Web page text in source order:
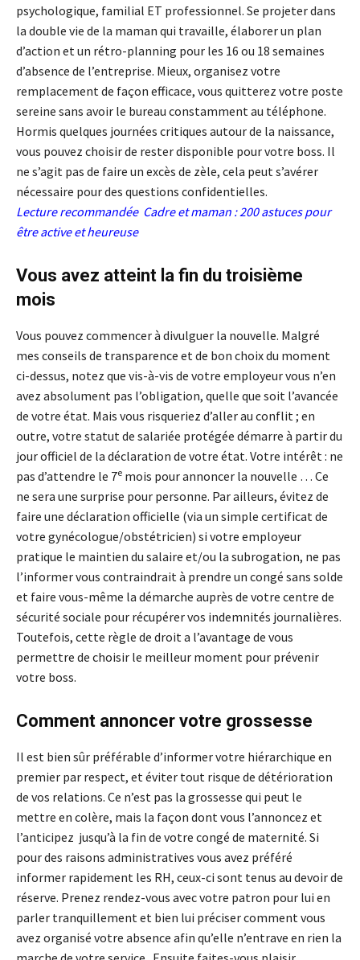
psychologique, familial ET professionnel. Se projeter dans
la double vie de la maman qui travaille, élaborer un plan
d’action et un rétro-planning pour les 16 ou 18 semaines
d’absence de l’entreprise. Mieux, organisez votre
remplacement de façon efficace, vous quitterez votre poste
sereine sans avoir le bureau constamment au téléphone.
Hormis quelques journées critiques autour de la naissance,
vous pouvez choisir de rester disponible pour votre boss. Il
ne s’agit pas de faire un excès de zèle, cela peut s’avérer
nécessaire pour des questions confidentielles.
Lecture recommandée Cadre et maman : 200 astuces pour
être active et heureuse
Vous avez atteint la fin du troisième
mois
Vous pouvez commencer à divulguer la nouvelle. Malgré
mes conseils de transparence et de bon choix du moment
ci-dessus, notez que vis-à-vis de votre employeur vous n’en
avez absolument pas l’obligation, quelle que soit l’avancée
de votre état. Mais vous risqueriez d’aller au conflit ; en
outre, votre statut de salariée protégée démarre à partir du
jour officiel de la déclaration de votre état. Votre intérêt : ne
pas d’attendre le 7e mois pour annoncer la nouvelle … Ce
ne sera une surprise pour personne. Par ailleurs, évitez de
faire une déclaration officielle (via un simple certificat de
votre gynécologue/obstétricien) si votre employeur
pratique le maintien du salaire et/ou la subrogation, ne pas
l’informer vous contraindrait à prendre un congé sans solde
et faire vous-même la démarche auprès de votre centre de
sécurité sociale pour récupérer vos indemnités journalières.
Toutefois, cette règle de droit a l’avantage de vous
permettre de choisir le meilleur moment pour prévenir
votre boss.
Comment annoncer votre grossesse
Il est bien sûr préférable d’informer votre hiérarchique en
premier par respect, et éviter tout risque de détérioration
de vos relations. Ce n’est pas la grossesse qui peut le
mettre en colère, mais la façon dont vous l’annoncez et
l’anticipez jusqu’à la fin de votre congé de maternité. Si
pour des raisons administratives vous avez préféré
informer rapidement les RH, ceux-ci sont tenus au devoir de
réserve. Prenez rendez-vous avec votre patron pour lui en
parler tranquillement et bien lui préciser comment vous
avez organisé votre absence afin qu’elle n’entrave en rien la